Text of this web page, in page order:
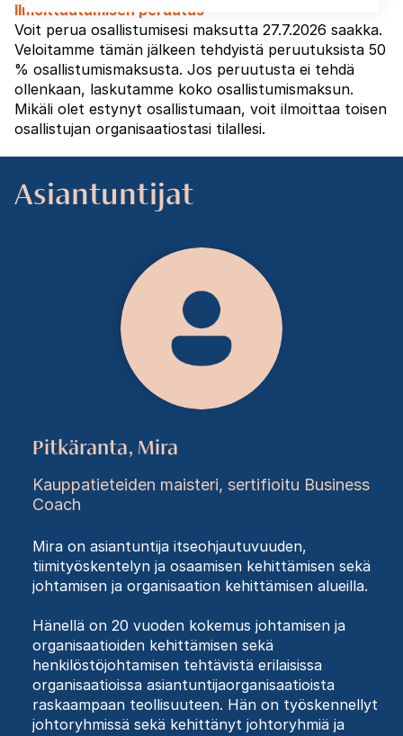
Ilmoittautumisen peruutus
Voit perua osallistumisesi maksutta 27.7.2026 saakka.
Veloitamme tämän jälkeen tehdyistä peruutuksista 50
% osallistumismaksusta. Jos peruutusta ei tehdä
ollenkaan, laskutamme koko osallistumismaksun.
Mikäli olet estynyt osallistumaan, voit ilmoittaa toisen
osallistujan organisaatiostasi tilallesi.
Asiantuntijat
Pitkäranta, Mira
Kauppatieteiden maisteri, sertifioitu Business
Coach
Mira on asiantuntija itseohjautuvuuden,
tiimityöskentelyn ja osaamisen kehittämisen sekä
johtamisen ja organisaation kehittämisen alueilla.
Hänellä on 20 vuoden kokemus johtamisen ja
organisaatioiden kehittämisen sekä
henkilöstöjohtamisen tehtävistä erilaisissa
organisaatioissa asiantuntijaorganisaatioista
raskaampaan teollisuuteen. Hän on työskennellyt
johtoryhmissä sekä kehittänyt johtoryhmiä ja